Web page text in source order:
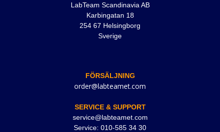
LabTeam Scandinavia AB
Karbingatan 18
254 67 Helsingborg
Sverige
FÖRSÄLJNING
order@labteamet.com
SERVICE & SUPPORT
service@labteamet.com
Service: 010-585 34 30